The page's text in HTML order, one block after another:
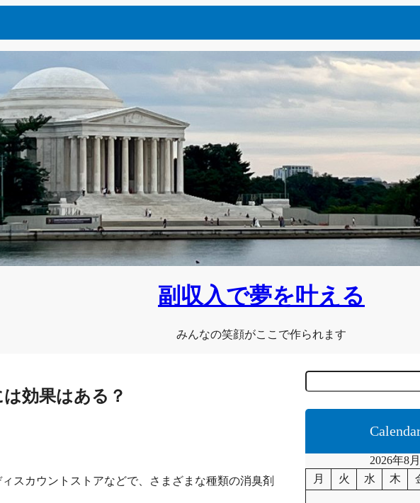
副収入で夢を叶える
みんなの笑顔がここで作られます
効果はある？
スカウントストアなどで、さまざまな種類の消臭剤
C
e
c
2026年8月
月
火 水 木